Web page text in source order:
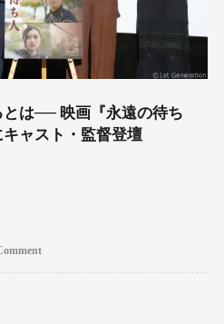
は── 映画『永遠の待ち
ャスト・監督登壇